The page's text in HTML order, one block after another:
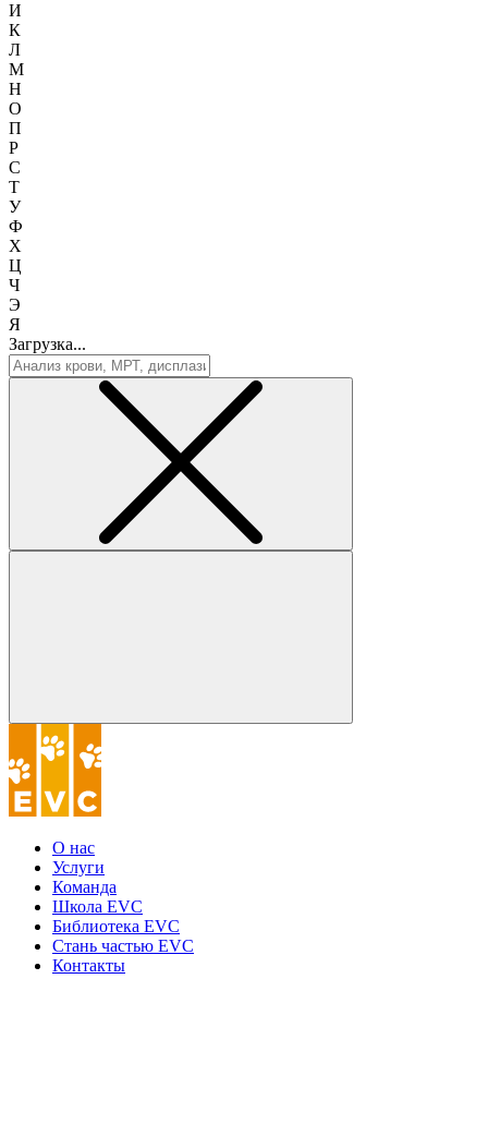
И
К
Л
М
Н
О
П
Р
С
Т
У
Ф
Х
Ц
Ч
Э
Я
Загрузка...
О нас
Услуги
Команда
Школа EVC
Библиотека EVC
Стань частью EVC
Контакты